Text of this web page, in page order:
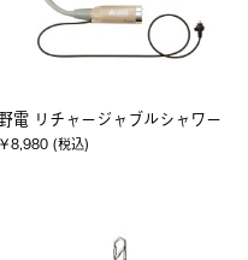
野電 リチャージャブルシャワー
￥8,980 (税込)